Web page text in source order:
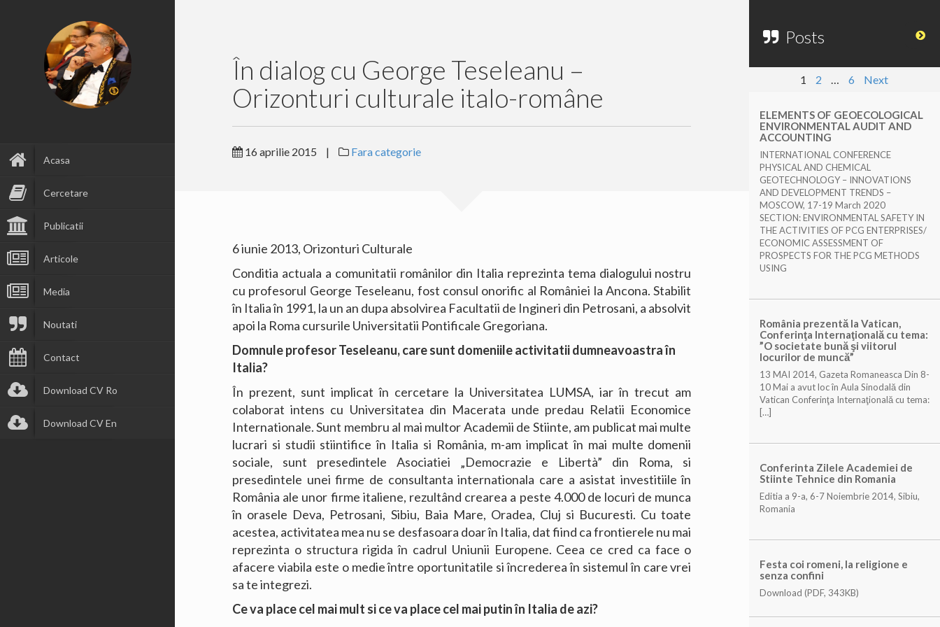
Acasa
Cercetare
Publicatii
Articole
Media
Noutati
Contact
Download CV Ro
Download CV En
În dialog cu George Teseleanu –
Orizonturi culturale italo-române
16 aprilie 2015 | Fara categorie
6 iunie 2013, Orizonturi Culturale
Conditia actuala a comunitatii românilor din Italia reprezinta tema dialogului nostru
cu profesorul George Teseleanu, fost consul onorific al României la Ancona. Stabilit
în Italia în 1991, la un an dupa absolvirea Facultatii de Ingineri din Petrosani, a absolvit
apoi la Roma cursurile Universitatii Pontificale Gregoriana.
Domnule profesor Teseleanu, care sunt domeniile activitatii dumneavoastra în
Italia?
În prezent, sunt implicat în cercetare la Universitatea LUMSA, iar în trecut am
colaborat intens cu Universitatea din Macerata unde predau Relatii Economice
Internationale. Sunt membru al mai multor Academii de Stiinte, am publicat mai multe
lucrari si studii stiintifice în Italia si România, m-am implicat în mai multe domenii
sociale, sunt presedintele Asociatiei „Democrazie e Libertà” din Roma, si
presedintele unei firme de consultanta internationala care a asistat investitiile în
România ale unor firme italiene, rezultând crearea a peste 4.000 de locuri de munca
în orasele Deva, Petrosani, Sibiu, Baia Mare, Oradea, Cluj si Bucuresti. Cu toate
acestea, activitatea mea nu se desfasoara doar în Italia, dat fiind ca frontierele nu mai
reprezinta o structura rigida în cadrul Uniunii Europene. Ceea ce cred ca face o
afacere viabila este o medie între oportunitatile si încrederea în sistemul în care vrei
sa te integrezi.
Ce va place cel mai mult si ce va place cel mai putin în Italia de azi?
Posts
1 2 … 6 Next
ELEMENTS OF GEOECOLOGICAL
ENVIRONMENTAL AUDIT AND
ACCOUNTING
INTERNATIONAL CONFERENCE
PHYSICAL AND CHEMICAL
GEOTECHNOLOGY – INNOVATIONS
AND DEVELOPMENT TRENDS –
MOSCOW, 17-19 March 2020
SECTION: ENVIRONMENTAL SAFETY IN
THE ACTIVITIES OF PCG ENTERPRISES/
ECONOMIC ASSESSMENT OF
PROSPECTS FOR THE PCG METHODS
USING
România prezentă la Vatican,
Conferinţa Internaţională cu tema:
”O societate bună şi viitorul
locurilor de muncă”
13 MAI 2014, Gazeta Romaneasca Din 8-
10 Mai a avut loc în Aula Sinodală din
Vatican Conferinţa Internaţională cu tema:
[…]
Conferinta Zilele Academiei de
Stiinte Tehnice din Romania
Editia a 9-a, 6-7 Noiembrie 2014, Sibiu,
Romania
Festa coi romeni, la religione e
senza confini
Download (PDF, 343KB)